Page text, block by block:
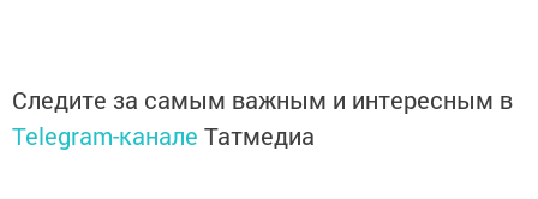
Следите за самым важным и интересным в
Telegram-канале Татмедиа